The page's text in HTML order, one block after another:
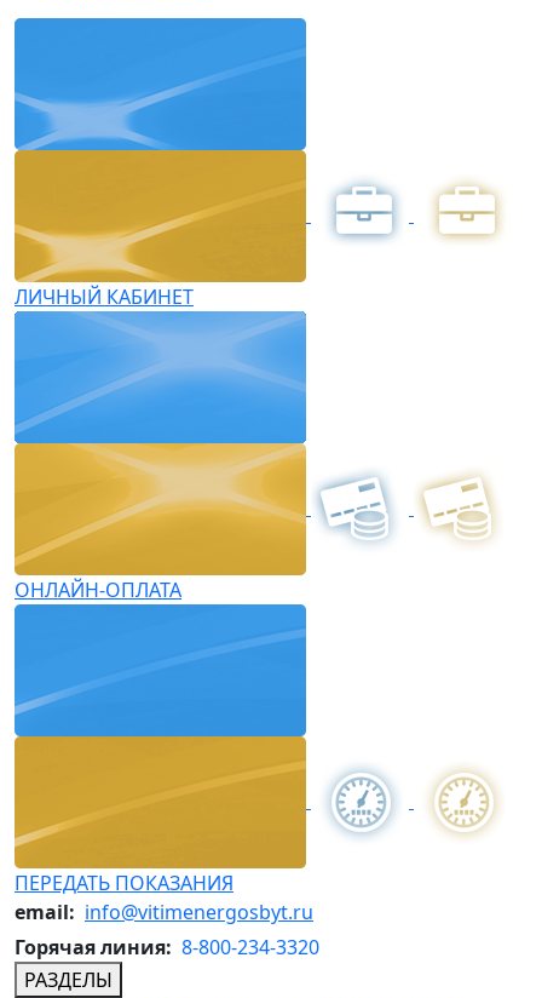
ЛИЧНЫЙ КАБИНЕТ
ОНЛАЙН-ОПЛАТА
ПЕРЕДАТЬ ПОКАЗАНИЯ
email: info@vitimenergosbyt.ru
Горячая линия: 8-800-234-3320
РАЗДЕЛЫ